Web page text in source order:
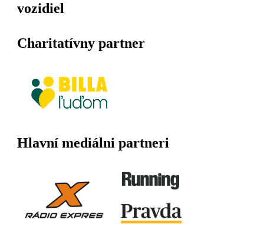
vozidiel
Charitatívny partner
Hlavní mediálni partneri